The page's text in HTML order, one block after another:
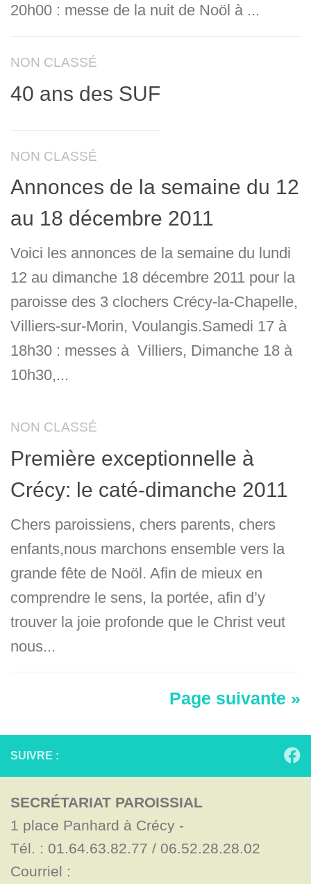
20h00 : messe de la nuit de Noöl à ...
NON CLASSÉ
40 ans des SUF
NON CLASSÉ
Annonces de la semaine du 12
au 18 décembre 2011
Voici les annonces de la semaine du lundi
12 au dimanche 18 décembre 2011 pour la
paroisse des 3 clochers Crécy-la-Chapelle,
Villiers-sur-Morin, Voulangis.Samedi 17 à
18h30 : messes à Villiers, Dimanche 18 à
10h30,...
NON CLASSÉ
Première exceptionnelle à
Crécy: le caté-dimanche 2011
Chers paroissiens, chers parents, chers
enfants,nous marchons ensemble vers la
grande fête de Noöl. Afin de mieux en
comprendre le sens, la portée, afin d’y
trouver la joie profonde que le Christ veut
nous...
Page suivante »
SUIVRE :
SECRÉTARIAT PAROISSIAL
1 place Panhard à Crécy -
Tél. : 01.64.63.82.77 / 06.52.28.28.02
Courriel :